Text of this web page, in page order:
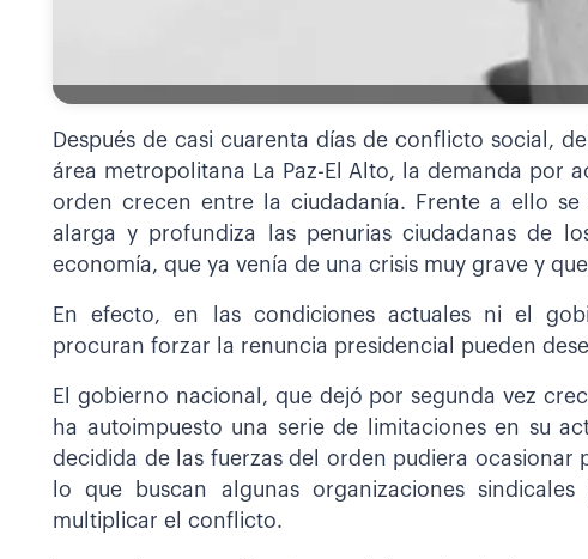
Después de casi cuarenta días de conflicto social,
área metropolitana La Paz-El Alto, la demanda por
orden crecen entre la ciudadanía. Frente a ello
alarga y profundiza las penurias ciudadanas de
economía, que ya venía de una crisis muy grave y
En efecto, en las condiciones actuales ni el
procuran forzar la renuncia presidencial pueden
El gobierno nacional, que dejó por segunda vez
ha autoimpuesto una serie de limitaciones en su
decidida de las fuerzas del orden pudiera ocasionar
lo que buscan algunas organizaciones
multiplicar el conflicto.